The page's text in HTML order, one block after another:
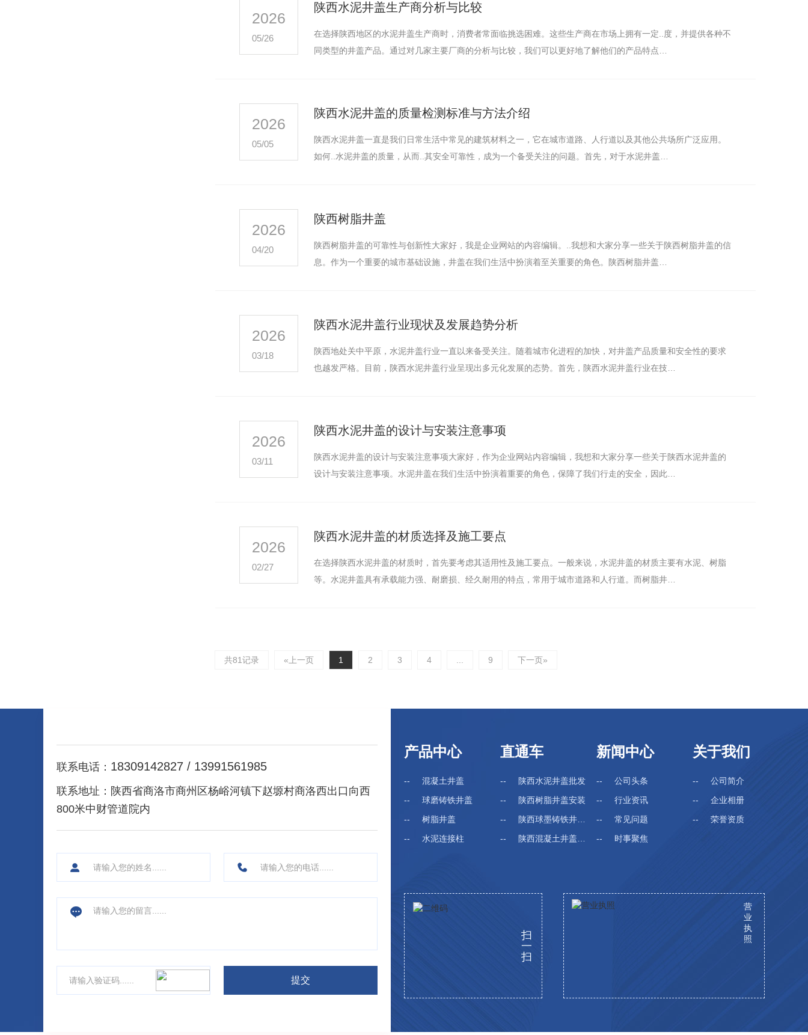
2026
05/26
陕西水泥井盖生产商分析与比较
在选择陕西地区的水泥井盖生产商时，消费者常面临挑选困难。这些生产商在市场上拥有一定..度，并提供各种不
同类型的井盖产品。通过对几家主要厂商的分析与比较，我们可以更好地了解他们的产品特点…
2026
05/05
陕西水泥井盖的质量检测标准与方法介绍
陕西水泥井盖一直是我们日常生活中常见的建筑材料之一，它在城市道路、人行道以及其他公共场所广泛应用。
如何..水泥井盖的质量，从而..其安全可靠性，成为一个备受关注的问题。首先，对于水泥井盖…
2026
04/20
陕西树脂井盖
陕西树脂井盖的可靠性与创新性大家好，我是企业网站的内容编辑。..我想和大家分享一些关于陕西树脂井盖的信
息。作为一个重要的城市基础设施，井盖在我们生活中扮演着至关重要的角色。陕西树脂井盖…
2026
03/18
陕西水泥井盖行业现状及发展趋势分析
陕西地处关中平原，水泥井盖行业一直以来备受关注。随着城市化进程的加快，对井盖产品质量和安全性的要求
也越发严格。目前，陕西水泥井盖行业呈现出多元化发展的态势。首先，陕西水泥井盖行业在技…
2026
03/11
陕西水泥井盖的设计与安装注意事项
陕西水泥井盖的设计与安装注意事项大家好，作为企业网站内容编辑，我想和大家分享一些关于陕西水泥井盖的
设计与安装注意事项。水泥井盖在我们生活中扮演着重要的角色，保障了我们行走的安全，因此…
2026
02/27
陕西水泥井盖的材质选择及施工要点
在选择陕西水泥井盖的材质时，首先要考虑其适用性及施工要点。一般来说，水泥井盖的材质主要有水泥、树脂
等。水泥井盖具有承载能力强、耐磨损、经久耐用的特点，常用于城市道路和人行道。而树脂井…
共81记录 «上一页 1 2 3 4 ... 9 下一页»
联系电话： 18309142827 / 13991561985
联系地址： 陕西省商洛市商州区杨峪河镇下赵塬村商洛西出口向西
800米中财管道院内
提交
产品中心
混凝土井盖
球磨铸铁井盖
树脂井盖
水泥连接柱
直通车
陕西水泥井盖批发
陕西树脂井盖安装
陕西球墨铸铁井盖厂家
陕西混凝土井盖生产
新闻中心
公司头条
行业资讯
常见问题
时事聚焦
关于我们
公司简介
企业相册
荣誉资质
扫
一
扫
营
业
执
照